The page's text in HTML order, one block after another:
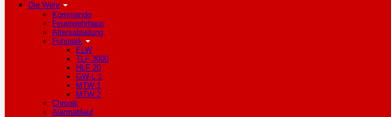
Die Wehr
Kommando
Feuerwehrhaus
Altersabteilung
Fuhrpark
ELW
TLF 3000
HLF 20
GW-L 1
MTW 1
MTW 2
Chronik
Alarmablauf